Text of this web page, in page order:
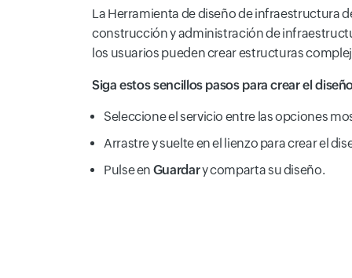
Dbaudit Database Audit
La Herramienta de diseño de infraestructura
construcción y administración de
los usuarios pueden crear estructuras
Siga estos sencillos pasos para crear el
Seleccione el servicio entre las opciones
Arrastre y suelte en el lienzo para crear el
Pulse en Guardary comparta su diseño.